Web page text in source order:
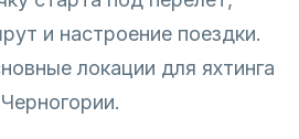
и настроение поездки.
локации для яхтинга